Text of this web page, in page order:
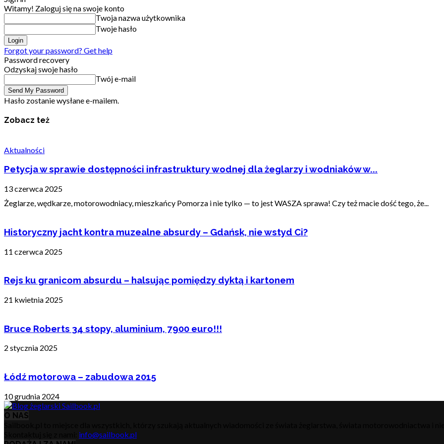
Witamy! Zaloguj się na swoje konto
Twoja nazwa użytkownika
Twoje hasło
Forgot your password? Get help
Password recovery
Odzyskaj swoje hasło
Twój e-mail
Hasło zostanie wysłane e-mailem.
Zobacz też
Aktualności
Petycja w sprawie dostępności infrastruktury wodnej dla żeglarzy i wodniaków w...
13 czerwca 2025
Żeglarze, wędkarze, motorowodniacy, mieszkańcy Pomorza i nie tylko — to jest WASZA sprawa! Czy też macie dość tego, że...
Historyczny jacht kontra muzealne absurdy – Gdańsk, nie wstyd Ci?
11 czerwca 2025
Rejs ku granicom absurdu – halsując pomiędzy dyktą i kartonem
21 kwietnia 2025
Bruce Roberts 34 stopy, aluminium, 7900 euro!!!
2 stycznia 2025
Łódź motorowa – zabudowa 2015
10 grudnia 2024
O NAS
info@sailbook.pl